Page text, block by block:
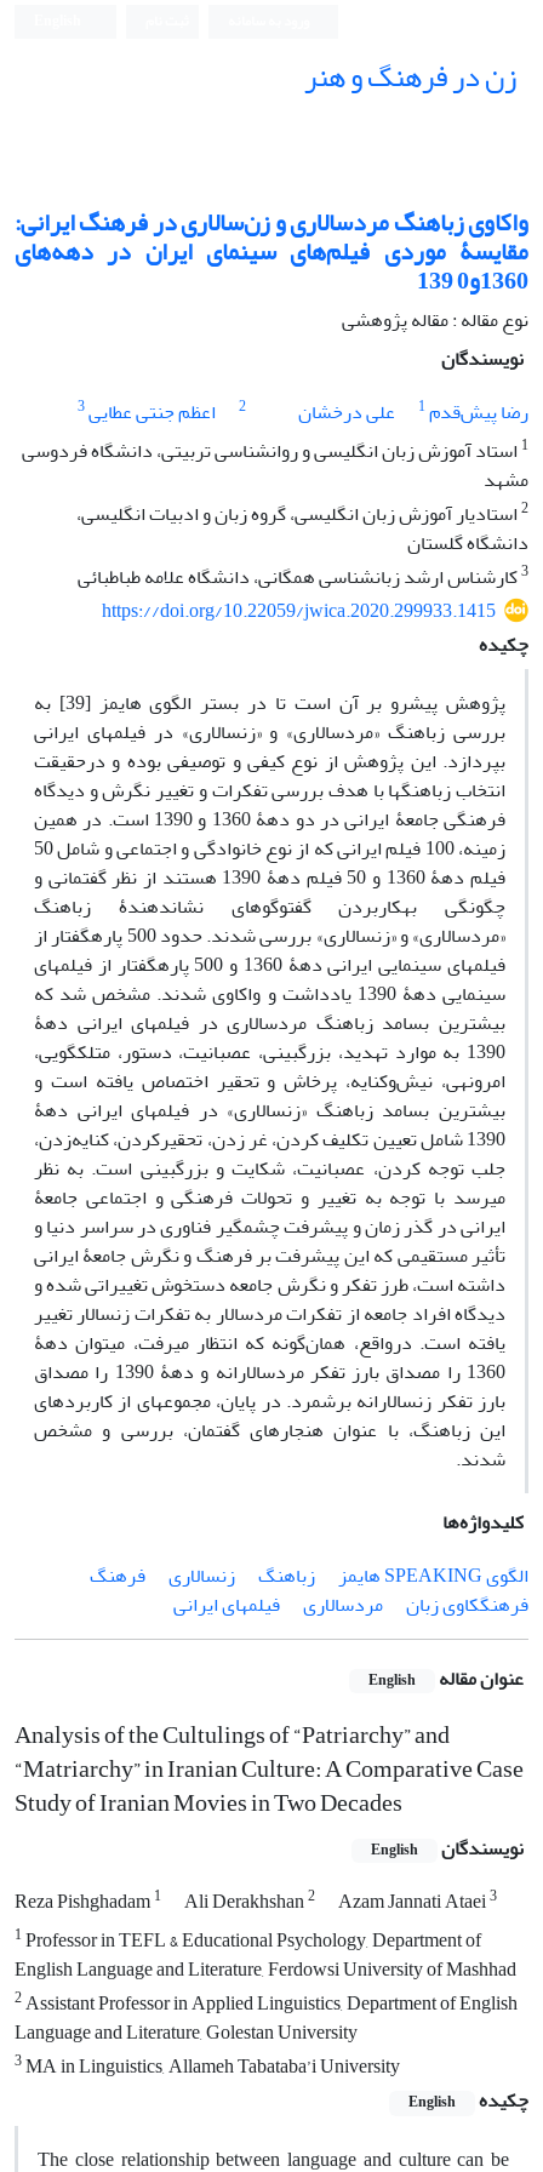
زن در فرهنگ و هنر
واکاوی زباهنگ مردسالاری و زن‌سالاری در فرهنگ ایرانی:
مقایسۀ موردی فیلم‌های سینمای ایران در دهه‌های
1360و0 139
نوع مقاله : مقاله پژوهشی
نویسندگان
رضا پیش‌قدم1 علی درخشان 2 اعظم جنتی عطایی3
1 استاد آموزش زبان انگلیسی و روان‏شناسی تربیتی، دانشگاه فردوسی
مشهد
2استادیار آموزش زبان انگلیسی، گروه زبان و ادبیات انگلیسی،
دانشگاه گلستان
3کارشناس ارشد زبان‏شناسی همگانی، دانشگاه علامه طباطبائی
https://doi.org/10.22059/jwica.2020.299933.1415
چکیده
پژوهش پیش‏رو بر آن است تا در بستر الگوی هایمز [39] به
بررسی زباهنگ «مردسالاری» و «زن‏سالاری» در فیلم‏های ایرانی
بپردازد. این پژوهش از نوع کیفی و توصیفی بوده و درحقیقت
انتخاب زباهنگ‏ها با هدف بررسی تفکرات و تغییر نگرش و دیدگاه
فرهنگی جامعۀ ایرانی در دو دهۀ 1360 و 1390 است. در همین
زمینه، 100 فیلم ایرانی که از نوع خانوادگی و اجتماعی و شامل 50
فیلم دهۀ 1360 و 50 فیلم دهۀ 1390 هستند از نظر گفتمانی و
چگونگی به‏کاربردن گفت‏وگوهای نشان‏دهندۀ زباهنگ
«مردسالاری» و «زن‏سالاری» بررسی شدند. حدود 500 پاره‏گفتار از
فیلم‏های سینمایی ایرانی دهۀ 1360 و 500 پاره‏گفتار از فیلم‏های
سینمایی دهۀ 1390 یادداشت و واکاوی شدند. مشخص شد که
بیشترین بسامد زباهنگ مردسالاری در فیلم‏های ایرانی دهۀ
1390 به موارد تهدید،‏ بزرگ‏بینی، عصبانیت، دستور، متلک‏گویی،
امرونهی، نیش‌وکنایه، پرخاش و تحقیر اختصاص یافته است و
بیشترین بسامد زباهنگ «زن‏سالاری» در فیلم‏های ایرانی دهۀ
1390 شامل تعیین تکلیف کردن، غر زدن، تحقیر‌کردن، کنایه‌زدن،
جلب ‏توجه‏ کردن، عصبانیت، شکایت و بزرگ‏بینی است. به‏ نظر
می‏رسد با توجه به تغییر و تحولات فرهنگی و اجتماعی جامعۀ
ایرانی در گذر زمان و پیشرفت چشمگیر فناوری در سراسر دنیا و
تأثیر مستقیمی که این پیشرفت بر فرهنگ و نگرش جامعۀ ایرانی
داشته است، طرز تفکر و نگرش جامعه دستخوش تغییراتی شده و
دیدگاه افراد جامعه از تفکرات مردسالار به تفکرات زن‏سالار تغییر
یافته است. در‌واقع، همان‌گونه که انتظار می‏رفت، می‏توان دهۀ
1360 را مصداق بارز تفکر مردسالارانه و دهۀ 1390 را مصداق
بارز تفکر زن‏سالارانه برشمرد. در پایان، مجموعه‏ای از کاربردهای
این زباهنگ، با عنوان هنجارهای گفتمان، بررسی و مشخص
شدند.
کلیدواژه‌ها
الگوی SPEAKING هایمز
زباهنگ زن‏سالاری
فرهنگ
فرهنگ‏کاوی زبان
مردسالاری فیلم‏های ایرانی
عنوان مقاله English
Analysis of the Cultulings of “Patriarchy” and
“Matriarchy” in Iranian Culture: A Comparative Case
Study of Iranian Movies in Two Decades
نویسندگان English
Reza Pishghadam1 Ali Derakhshan2 Azam Jannati Ataei3
1Professor in TEFL & Educational Psychology, Department of
English Language and Literature, Ferdowsi University of Mashhad
2Assistant Professor in Applied Linguistics, Department of English
Language and Literature, Golestan University
3MA in Linguistics, Allameh Tabataba’i University
چکیده
English
The close relationship between language and culture can be